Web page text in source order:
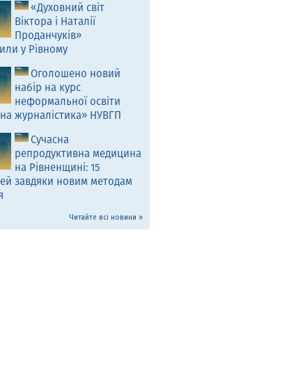
«Духовний світ
Віктора і Наталії
Проданчуків»
у Рівному
Оголошено новий
набір на курс
неформальної освіти
журналістика» НУВГП
Сучасна
репродуктивна медицина
на Рівненщині: 15
завдяки новим методам
Читайте всі новини »